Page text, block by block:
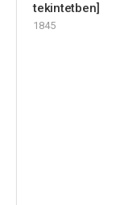
tekintetben]
1845